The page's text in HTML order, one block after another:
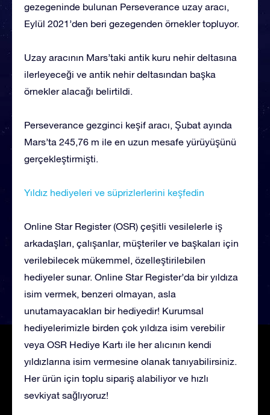
gezegeninde bulunan Perseverance uzay aracı,
Eylül 2021’den beri gezegenden örnekler topluyor.
Uzay aracının Mars’taki antik kuru nehir deltasına
ilerleyeceği ve antik nehir deltasından başka
örnekler alacağı belirtildi.
Perseverance gezginci keşif aracı, Şubat ayında
Mars’ta 245,76 m ile en uzun mesafe yürüyüşünü
gerçekleştirmişti.
Yıldız hediyeleri ve süprizlerlerini keşfedin
Online Star Register (OSR) çeşitli vesilelerle iş
arkadaşları, çalışanlar, müşteriler ve başkaları için
verilebilecek mükemmel, özelleştirilebilen
hediyeler sunar. Online Star Register’da bir yıldıza
isim vermek, benzeri olmayan, asla
unutamayacakları bir hediyedir! Kurumsal
hediyelerimizle birden çok yıldıza isim verebilir
veya OSR Hediye Kartı ile her alıcının kendi
yıldızlarına isim vermesine olanak tanıyabilirsiniz.
Her ürün için toplu sipariş alabiliyor ve hızlı
sevkiyat sağlıyoruz!